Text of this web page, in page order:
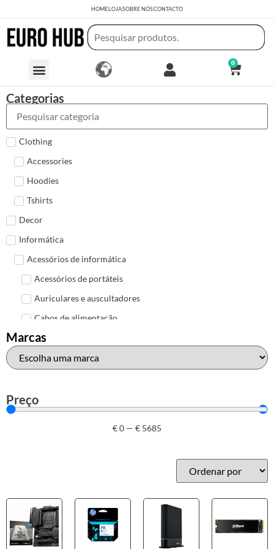
HOMELOJASOBRE NÓSCONTACTO
0
Categorias
Clothing
Accessories
Hoodies
Tshirts
Decor
Informática
Acessórios de informática
Acessórios de portáteis
Auriculares e auscultadores
Cabos de alimentação
Colunas de Som
Hubs
Mais acessórios USB
HP
Outros acessórios de informática
Marcas
Preço
€0 — € 5685